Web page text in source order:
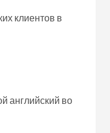
клиентов в
английский во